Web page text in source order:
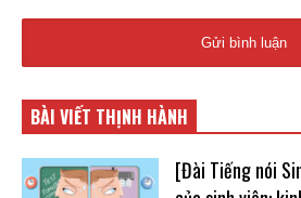
BÀI VIẾT THỊNH HÀNH
[Đài Tiếng nói